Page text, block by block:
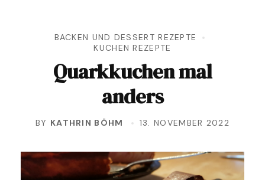
BACKEN UND DESSERT REZEPTE
KUCHEN REZEPTE
Quarkkuchen mal
anders
BY KATHRIN BÖHM 13. NOVEMBER 2022